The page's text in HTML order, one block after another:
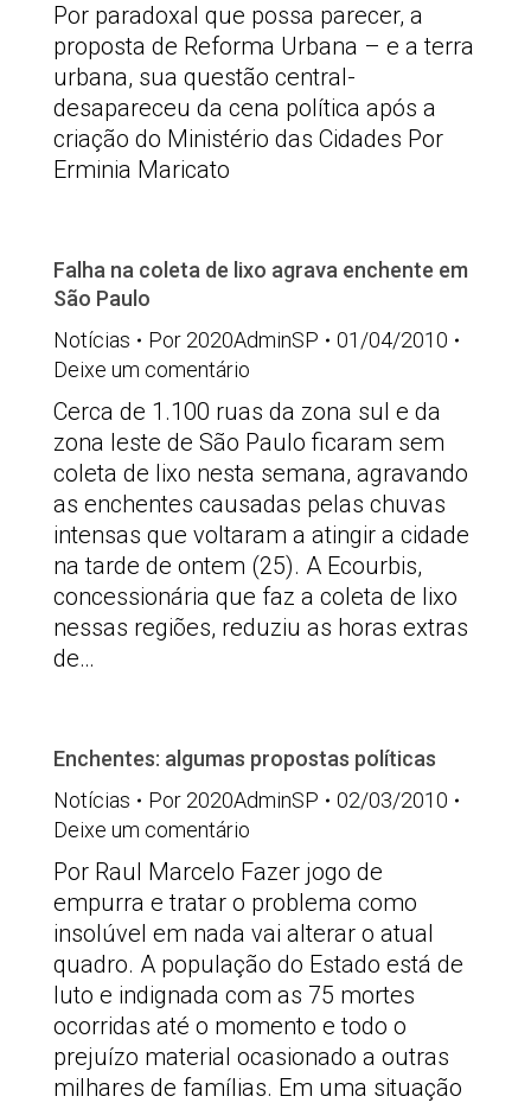
Por paradoxal que possa parecer, a
proposta de Reforma Urbana – e a terra
urbana, sua questão central-
desapareceu da cena política após a
criação do Ministério das Cidades Por
Erminia Maricato
Falha na coleta de lixo agrava enchente em
São Paulo
Notícias
Por 2020AdminSP
01/04/2010
Deixe um comentário
Cerca de 1.100 ruas da zona sul e da
zona leste de São Paulo ficaram sem
coleta de lixo nesta semana, agravando
as enchentes causadas pelas chuvas
intensas que voltaram a atingir a cidade
na tarde de ontem (25). A Ecourbis,
concessionária que faz a coleta de lixo
nessas regiões, reduziu as horas extras
de…
Enchentes: algumas propostas políticas
Notícias
Por 2020AdminSP
02/03/2010
Deixe um comentário
Por Raul Marcelo Fazer jogo de
empurra e tratar o problema como
insolúvel em nada vai alterar o atual
quadro. A população do Estado está de
luto e indignada com as 75 mortes
ocorridas até o momento e todo o
prejuízo material ocasionado a outras
milhares de famílias. Em uma situação